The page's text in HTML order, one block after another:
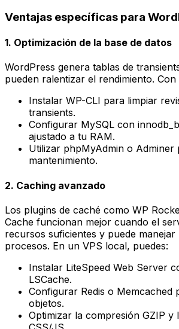
Ventajas específicas para
1. Optimización de la base de datos
WordPress genera tablas de
pueden ralentizar el rendimiento. Con
Instalar WP-CLI para limpiar
transients.
Configurar MySQL con
ajustado a tu RAM.
Utilizar phpMyAdmin o Adminer
mantenimiento.
2. Caching avanzado
Los plugins de caché como WP
Cache funcionan mejor cuando el
recursos suficientes y puede manejar
procesos. En un VPS local, puedes:
Instalar LiteSpeed Web Server
LSCache.
Configurar Redis o Memcached
objetos.
Optimizar la compresión GZIP y